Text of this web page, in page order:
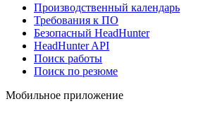
Производственный календарь
Требования к ПО
Безопасный HeadHunter
HeadHunter API
Поиск работы
Поиск по резюме
Мобильное приложение